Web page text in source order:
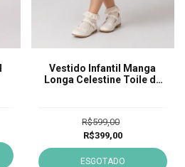
Vestido Infantil Manga
Longa Celestine Toile de
R$599,00
R$399,00
ESGOTADO